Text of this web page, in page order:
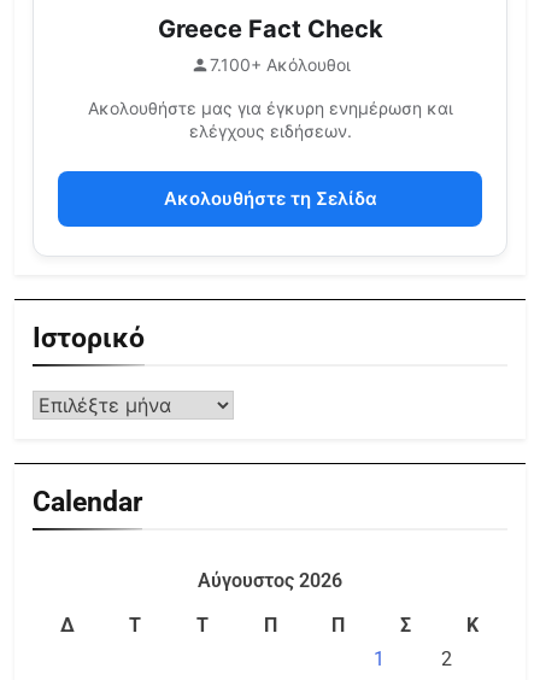
Greece Fact Check
7.100+ Ακόλουθοι
Ακολουθήστε μας για έγκυρη ενημέρωση και
ελέγχους ειδήσεων.
Ακολουθήστε τη Σελίδα
Ιστορικό
Calendar
Αύγουστος 2026
Δ
Τ Τ Π Π Σ
Κ
1
2